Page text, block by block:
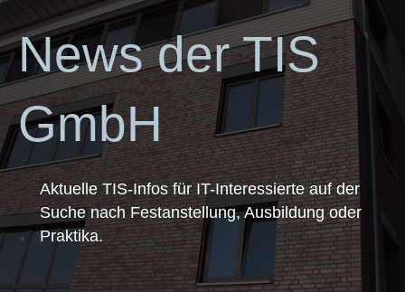
News der TIS
GmbH
Aktuelle TIS-Infos für IT-Interessierte auf der
Suche nach Festanstellung, Ausbildung oder
Praktika.